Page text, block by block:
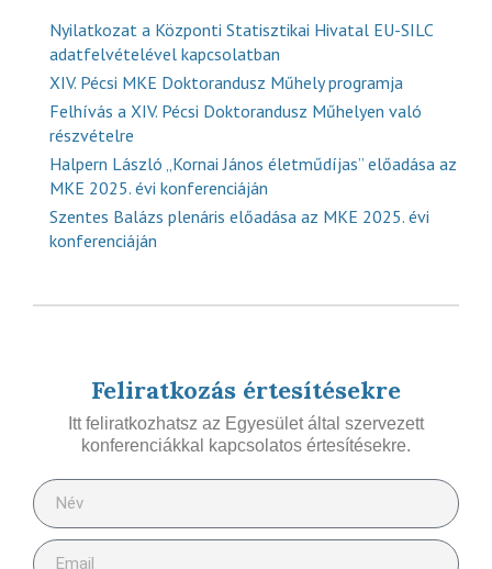
Nyilatkozat a Központi Statisztikai Hivatal EU-SILC
adatfelvételével kapcsolatban
XIV. Pécsi MKE Doktorandusz Műhely programja
Felhívás a XIV. Pécsi Doktorandusz Műhelyen való
részvételre
Halpern László „Kornai János életműdíjas” előadása az
MKE 2025. évi konferenciáján
Szentes Balázs plenáris előadása az MKE 2025. évi
konferenciáján
Feliratkozás értesítésekre
Itt feliratkozhatsz az Egyesület által szervezett
konferenciákkal kapcsolatos értesítésekre.